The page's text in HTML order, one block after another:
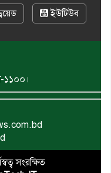
ইউটিউব
১১০০।
সংরক্ষিত